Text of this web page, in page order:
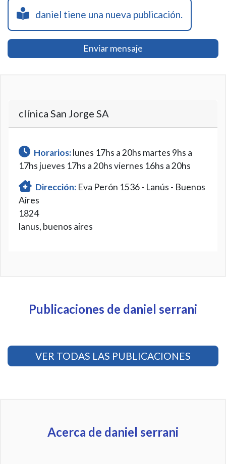
daniel tiene una nueva publicación.
Enviar mensaje
clínica San Jorge SA
Horarios:lunes 17hs a 20hs martes 9hs a
17hs jueves 17hs a 20hs viernes 16hs a 20hs
Dirección: Eva Perón 1536 - Lanús - Buenos
Aires
1824
lanus, buenos aires
Publicaciones de daniel serrani
VER TODAS LAS PUBLICACIONES
Acerca de daniel serrani